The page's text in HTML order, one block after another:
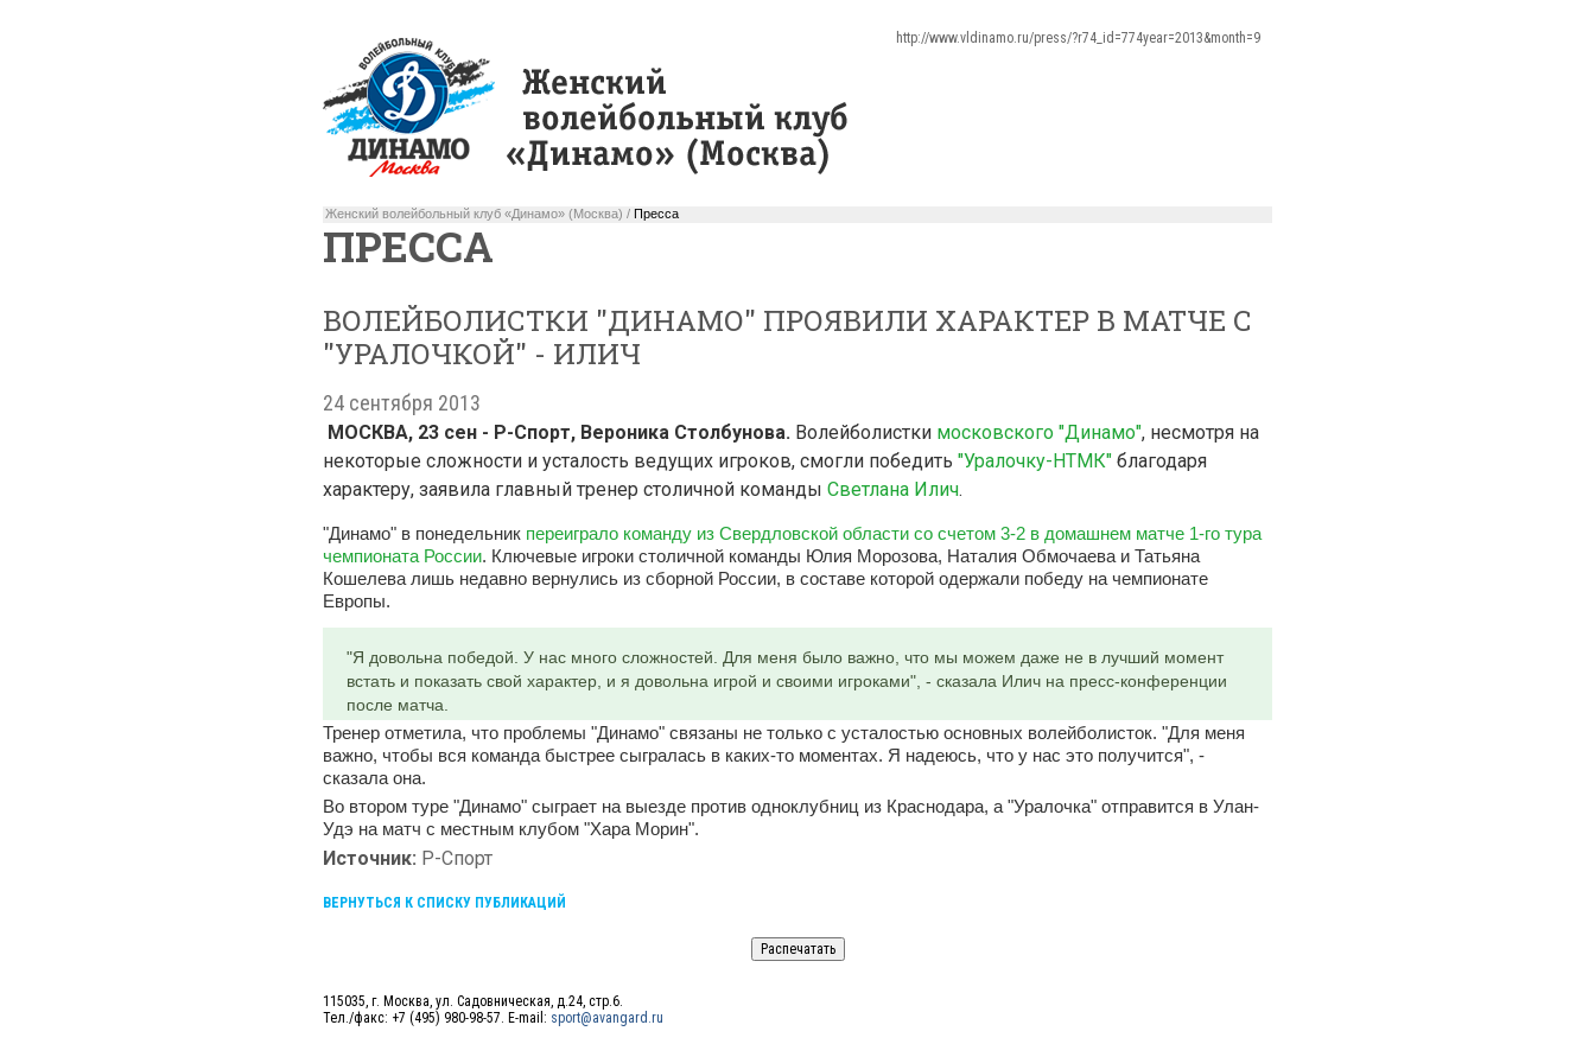
http://www.vldinamo.ru/press/?r74_id=774year=2013&month=9
Женский волейбольный клуб «Динамо» (Москва) / Пресса
ПРЕССА
ВОЛЕЙБОЛИСТКИ "ДИНАМО" ПРОЯВИЛИ ХАРАКТЕР В МАТЧЕ С
"УРАЛОЧКОЙ" - ИЛИЧ
24 сентября 2013
МОСКВА, 23 сен - Р-Спорт, Вероника Столбунова. Волейболистки московского "Динамо", несмотря на
некоторые сложности и усталость ведущих игроков, смогли победить "Уралочку-НТМК" благодаря
характеру, заявила главный тренер столичной команды Светлана Илич.
"Динамо" в понедельник переиграло команду из Свердловской области со счетом 3-2 в домашнем матче 1-го тура
чемпионата России. Ключевые игроки столичной команды Юлия Морозова, Наталия Обмочаева и Татьяна
Кошелева лишь недавно вернулись из сборной России, в составе которой одержали победу на чемпионате
Европы.
"Я довольна победой. У нас много сложностей. Для меня было важно, что мы можем даже не в лучший момент
встать и показать свой характер, и я довольна игрой и своими игроками", - сказала Илич на пресс-конференции
после матча.
Тренер отметила, что проблемы "Динамо" связаны не только с усталостью основных волейболисток. "Для меня
важно, чтобы вся команда быстрее сыгралась в каких-то моментах. Я надеюсь, что у нас это получится", -
сказала она.
Во втором туре "Динамо" сыграет на выезде против одноклубниц из Краснодара, а "Уралочка" отправится в Улан-
Удэ на матч с местным клубом "Хара Морин".
Источник: Р-Спорт
ВЕРНУТЬСЯ К СПИСКУ ПУБЛИКАЦИЙ
115035, г. Москва, ул. Садовническая, д.24, стр.6.
Тел./факс: +7 (495) 980-98-57. E-mail: sport@avangard.ru